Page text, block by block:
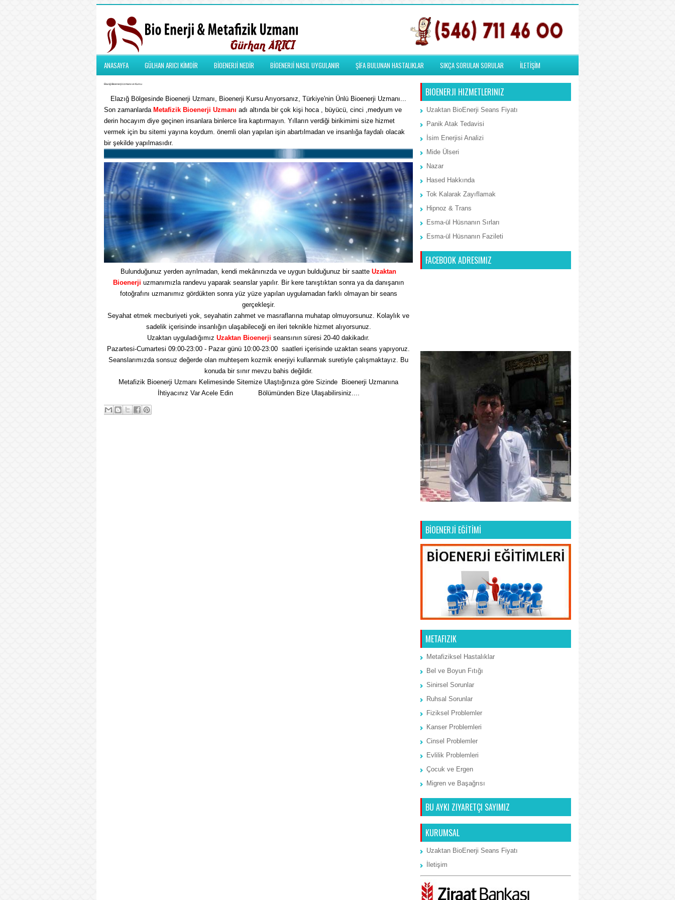
ANASAYFA GÜLHAN ARICI KİMDİR BİOENERJİ NEDİR BİOENERJİ NASIL UYGULANIR ŞİFA BULUNAN HASTALIKLAR SIKÇA SORULAN SORULAR İLETİŞİM
Elazığ Bioenerji Uzmanı ve Kursu
Elazığ Bölgesinde Bioenerji Uzmanı, Bioenerji Kursu Arıyorsanız, Türkiye'nin Ünlü Bioenerji Uzmanı...
Son zamanlarda Metafizik Bioenerji Uzmanı adı altında bir çok kişi hoca , büyücü, cinci ,medyum ve
derin hocayım diye geçinen insanlara binlerce lira kaptırmayın. Yılların verdiği birikimimi size hizmet
vermek için bu sitemi yayına koydum. önemli olan yapılan işin abartılmadan ve insanlığa faydalı olacak
bir şekilde yapılmasıdır.
Bulunduğunuz yerden ayrılmadan, kendi mekânınızda ve uygun bulduğunuz bir saatte Uzaktan
Bioenerji uzmanımızla randevu yaparak seanslar yapılır. Bir kere tanıştıktan sonra ya da danışanın
fotoğrafını uzmanımız gördükten sonra yüz yüze yapılan uygulamadan farklı olmayan bir seans
gerçekleşir.
Seyahat etmek mecburiyeti yok, seyahatin zahmet ve masraflarına muhatap olmuyorsunuz. Kolaylık ve
sadelik içerisinde insanlığın ulaşabileceği en ileri teknikle hizmet alıyorsunuz.
Uzaktan uyguladığımız Uzaktan Bioenerji seansının süresi 20-40 dakikadır.
Pazartesi-Cumartesi 09:00-23:00 - Pazar günü 10:00-23:00 saatleri içerisinde uzaktan seans yapıyoruz.
Seanslarımızda sonsuz değerde olan muhteşem kozmik enerjiyi kullanmak suretiyle çalışmaktayız. Bu
konuda bir sınır mevzu bahis değildir.
Metafizik Bioenerji Uzmanı Kelimesinde Sitemize Ulaştığınıza göre Sizinde Bioenerji Uzmanına
İhtiyacınız Var Acele Edin
Bölümünden Bize Ulaşabilirsiniz....
BIOENERJI HIZMETLERINIZ
Uzaktan BioEnerji Seans Fiyatı
Panik Atak Tedavisi
İsim Enerjisi Analizi
Mide Ülseri
Nazar
Hased Hakkında
Tok Kalarak Zayıflamak
Hipnoz & Trans
Esma-ül Hüsnanın Sırları
Esma-ül Hüsnanın Fazileti
FACEBOOK ADRESIMIZ
BİOENERJİ EĞİTİMİ
METAFIZIK
Metafiziksel Hastalıklar
Bel ve Boyun Fıtığı
Sinirsel Sorunlar
Ruhsal Sorunlar
Fiziksel Problemler
Kanser Problemleri
Cinsel Problemler
Evlilik Problemleri
Çocuk ve Ergen
Migren ve Başağrısı
BU AYKI ZIYARETÇI SAYIMIZ
KURUMSAL
Uzaktan BioEnerji Seans Fiyatı
İletişim